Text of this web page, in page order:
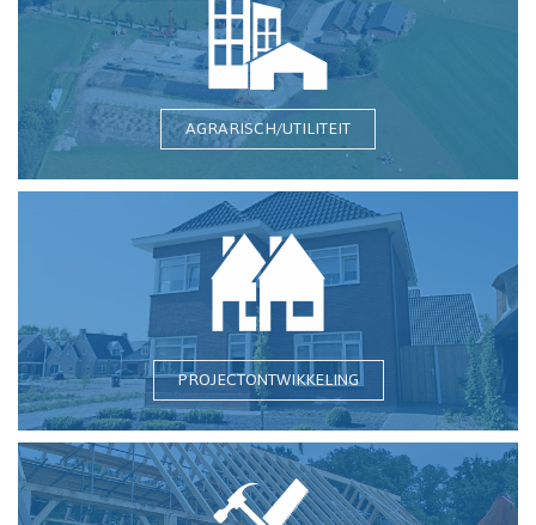
AGRARISCH/UTILITEIT
PROJECTONTWIKKELING